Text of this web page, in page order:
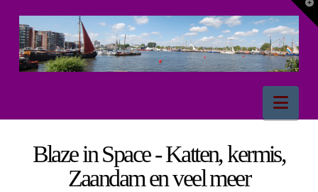
Blaze in Space - Katten, kermis,
Zaandam en veel meer